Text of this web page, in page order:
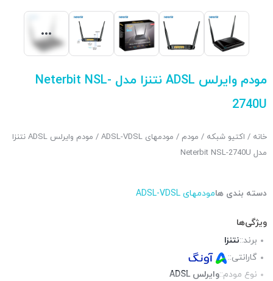
مودم وایرلس ADSL نتنزا مدل Neterbit NSL-
2740U
خانه / اکتیو شبکه / مودم / مودمهای ADSL-VDSL
/ مودم وایرلس ADSL نتنزا
مدل Neterbit NSL-2740U
دسته بندی هامودمهای ADSL-VDSL
ویژگی‌ها
برند::نتنزا
گارانتی::
نوع مودم::وایرلس ADSL